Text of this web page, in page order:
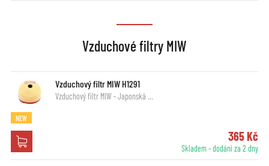
Vzduchové filtry MIW
Vzduchový filtr MIW H1291
Vzduchový filtr MIW - Japonská …
NEW
365 Kč
Skladem - dodání za 2 dny